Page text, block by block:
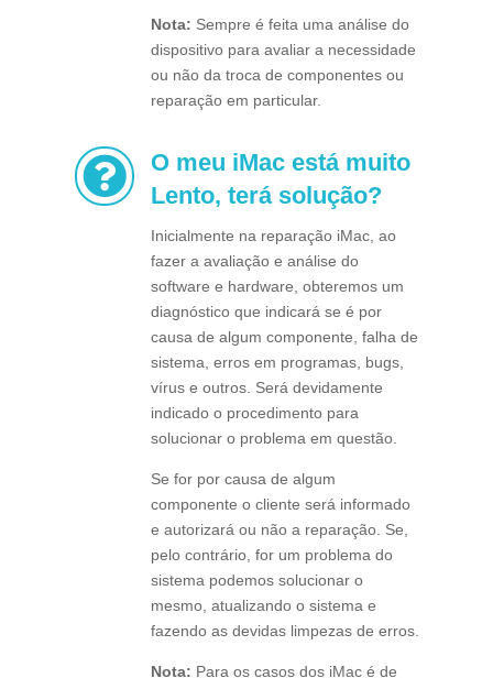
Nota: Sempre é feita uma análise do
dispositivo para avaliar a necessidade
ou não da troca de componentes ou
reparação em particular.

O meu iMac está muito
Lento, terá solução?
Inicialmente na reparação iMac, ao
fazer a avaliação e análise do
software e hardware, obteremos um
diagnóstico que indicará se é por
causa de algum componente, falha de
sistema, erros em programas, bugs,
vírus e outros. Será devidamente
indicado o procedimento para
solucionar o problema em questão.
Se for por causa de algum
componente o cliente será informado
e autorizará ou não a reparação. Se,
pelo contrário, for um problema do
sistema podemos solucionar o
mesmo, atualizando o sistema e
fazendo as devidas limpezas de erros.
Nota: Para os casos dos iMac é de